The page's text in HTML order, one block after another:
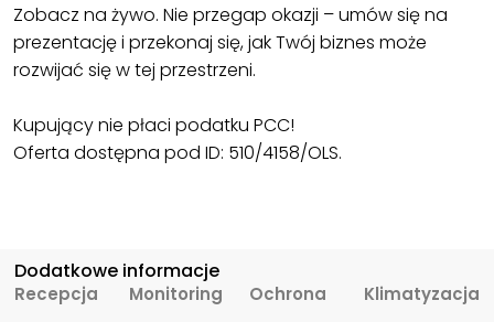
Zobacz na żywo. Nie przegap okazji – umów się na
prezentację i przekonaj się, jak Twój biznes może
rozwijać się w tej przestrzeni.
Kupujący nie płaci podatku PCC!
Oferta dostępna pod ID: 510/4158/OLS.
Dodatkowe informacje
Recepcja
Monitoring
Ochrona
Klimatyzacja